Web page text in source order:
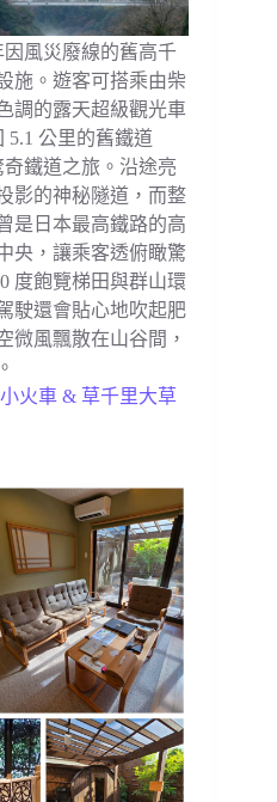
因風災廢線的舊高千
施。遊客可搭乘由柴
調的露天超級觀光車
5.1 公里的舊鐵道
鐵道之旅。沿途亮
影的神秘隧道，而整
是日本最高鐵路的高
央，讓乘客透俯瞰驚
度飽覽梯田與群山環
駛還會貼心地吹起肥
微風飄散在山谷間，
火車 & 草千里大草